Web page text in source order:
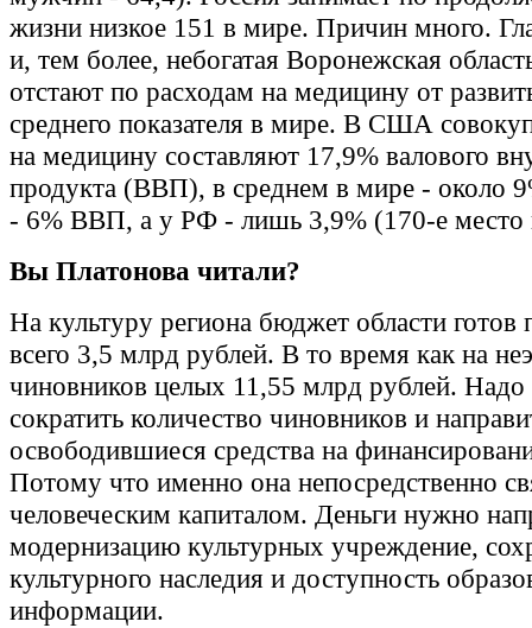
жизни низкое 151 в мире. Причин много.
и, тем более, небогатая Воронежская
отстают по расходам на медицину от
среднего показателя в мире. В США
на медицину составляют 17,9% валового
продукта (ВВП), в среднем в мире - около
- 6% ВВП, а у РФ - лишь 3,9% (170-е место
Вы Платонова читали?
На культуру региона бюджет области готов
всего 3,5 млрд рублей. В то время как на
чиновников целых 11,55 млрд рублей. Надо
сократить количество чиновников и
освободившиеся средства на
Потому что именно она непосредственно
человеческим капиталом. Деньги нужно
модернизацию культурных учреждение,
культурного наследия и доступность
информации.